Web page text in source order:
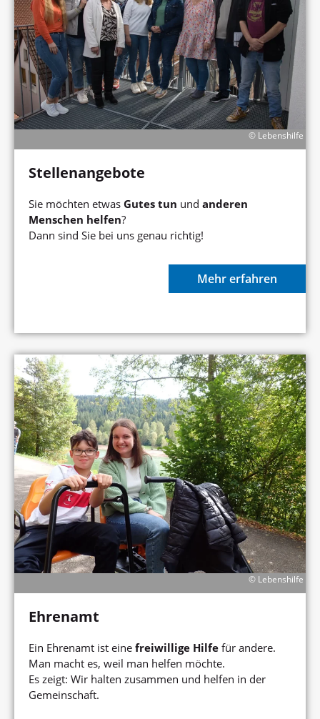
© Lebenshilfe
Stellenangebote
Sie möchten etwas Gutes tun und anderen
Menschen helfen?
Dann sind Sie bei uns genau richtig!
Mehr erfahren
© Lebenshilfe
Ehrenamt
Ein Ehrenamt ist eine freiwillige Hilfe für andere.
Man macht es, weil man helfen möchte.
Es zeigt: Wir halten zusammen und helfen in der
Gemeinschaft.